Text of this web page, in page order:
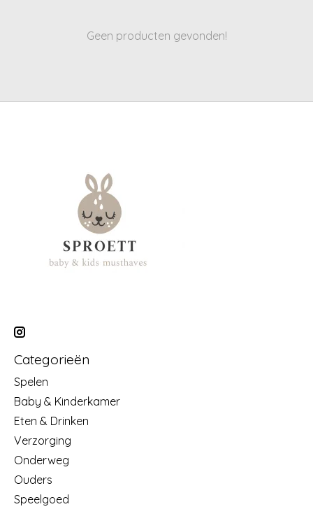
Geen producten gevonden!
Categorieën
Spelen
Baby & Kinderkamer
Eten & Drinken
Verzorging
Onderweg
Ouders
Speelgoed